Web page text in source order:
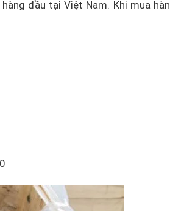
đầu tại Việt Nam. Khi mua